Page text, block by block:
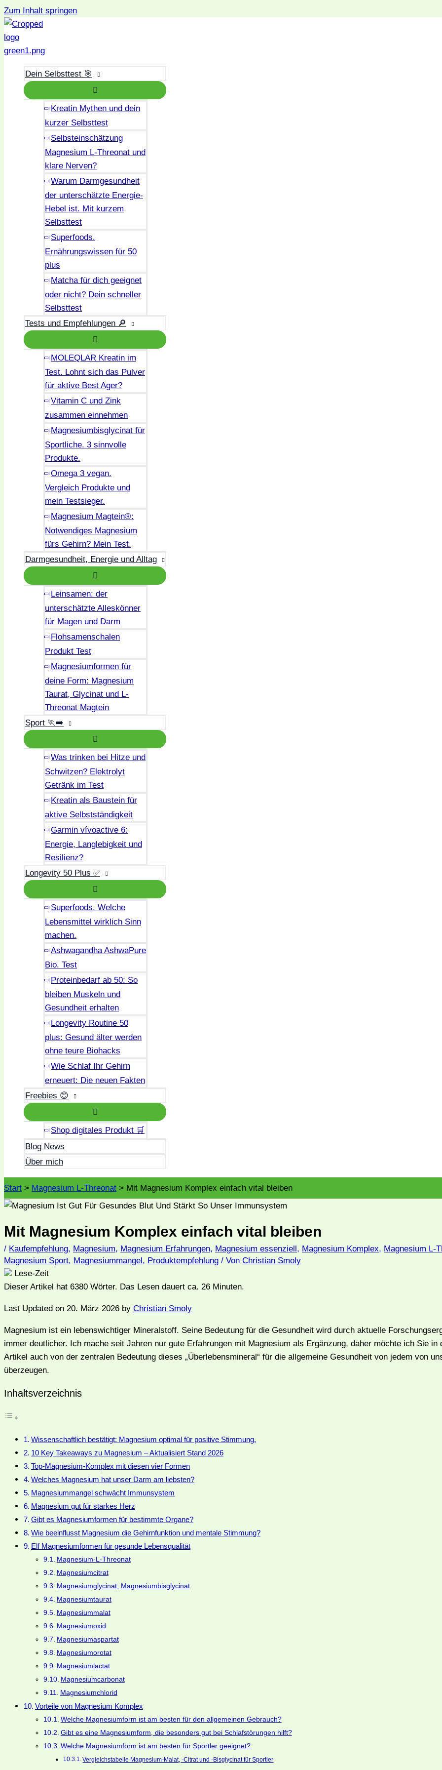
Zum Inhalt springen
Dein Selbsttest 🎯
Kreatin Mythen und dein
kurzer Selbsttest
Selbsteinschätzung
Magnesium L-Threonat und
klare Nerven?
Warum Darmgesundheit
der unterschätzte Energie-
Hebel ist. Mit kurzem
Selbsttest
Superfoods.
Ernährungswissen für 50
plus
Matcha für dich geeignet
oder nicht? Dein schneller
Selbsttest
Tests und Empfehlungen 🔎
MOLEQLAR Kreatin im
Test. Lohnt sich das Pulver
für aktive Best Ager?
Vitamin C und Zink
zusammen einnehmen
Magnesiumbisglycinat für
Sportliche. 3 sinnvolle
Produkte.
Omega 3 vegan.
Vergleich Produkte und
mein Testsieger.
Magnesium Magtein®:
Notwendiges Magnesium
fürs Gehirn? Mein Test.
Darmgesundheit, Energie und Alltag
Leinsamen: der
unterschätzte Alleskönner
für Magen und Darm
Flohsamenschalen
Produkt Test
Magnesiumformen für
deine Form: Magnesium
Taurat, Glycinat und L-
Threonat Magtein
Sport 🏃‍➡️
Was trinken bei Hitze und
Schwitzen? Elektrolyt
Getränk im Test
Kreatin als Baustein für
aktive Selbstständigkeit
Garmin vívoactive 6:
Energie, Langlebigkeit und
Resilienz?
Longevity 50 Plus ✅
Superfoods. Welche
Lebensmittel wirklich Sinn
machen.
Ashwagandha AshwaPure
Bio. Test
Proteinbedarf ab 50: So
bleiben Muskeln und
Gesundheit erhalten
Longevity Routine 50
plus: Gesund älter werden
ohne teure Biohacks
Wie Schlaf Ihr Gehirn
erneuert: Die neuen Fakten
Freebies 😊
Shop digitales Produkt 🛒
Blog News
Über mich
Start Magnesium L-Threonat Mit Magnesium Komplex einfach vital bleiben
Mit Magnesium Komplex einfach vital bleiben
/ Kaufempfehlung, Magnesium, Magnesium Erfahrungen, Magnesium essenziell, Magnesium Komplex, Magnesium L-
Magnesium Sport, Magnesiummangel, Produktempfehlung / Von Christian Smoly
Lese-Zeit
Dieser Artikel hat 6380 Wörter. Das Lesen dauert ca. 26 Minuten.
Last Updated on 20. März 2026 by Christian Smoly
Magnesium ist ein lebenswichtiger Mineralstoff. Seine Bedeutung für die Gesundheit wird durch aktuelle
immer deutlicher. Ich mache seit Jahren nur gute Erfahrungen mit Magnesium als Ergänzung, daher möchte ich Sie in
Artikel auch von der zentralen Bedeutung dieses „Überlebensmineral“ für die allgemeine Gesundheit von jedem von
überzeugen.
Inhaltsverzeichnis
Wissenschaftlich bestätigt: Magnesium optimal für positive Stimmung.
10 Key Takeaways zu Magnesium – Aktualisiert Stand 2026
Top-Magnesium-Komplex mit diesen vier Formen
Welches Magnesium hat unser Darm am liebsten?
Magnesiummangel schwächt Immunsystem
Magnesium gut für starkes Herz
Gibt es Magnesiumformen für bestimmte Organe?
Wie beeinflusst Magnesium die Gehirnfunktion und mentale Stimmung?
Elf Magnesiumformen für gesunde Lebensqualität
Magnesium-L-Threonat
Magnesiumcitrat
Magnesiumglycinat; Magnesiumbisglycinat
Magnesiumtaurat
Magnesiummalat
Magnesiumoxid
Magnesiumaspartat
Magnesiumorotat
Magnesiumlactat
Magnesiumcarbonat
Magnesiumchlorid
Vorteile von Magnesium Komplex
Welche Magnesiumform ist am besten für den allgemeinen Gebrauch?
Gibt es eine Magnesiumform, die besonders gut bei Schlafstörungen hilft?
Welche Magnesiumform ist am besten für Sportler geeignet?
Vergleichstabelle Magnesium-Malat, -Citrat und -Bisglycinat für Sportler